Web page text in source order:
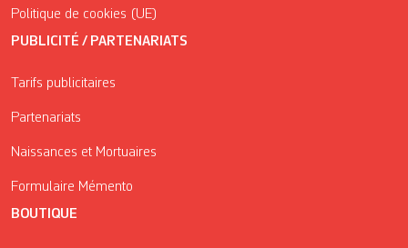
Politique de cookies (UE)
PUBLICITÉ / PARTENARIATS
Tarifs publicitaires
Partenariats
Naissances et Mortuaires
Formulaire Mémento
BOUTIQUE